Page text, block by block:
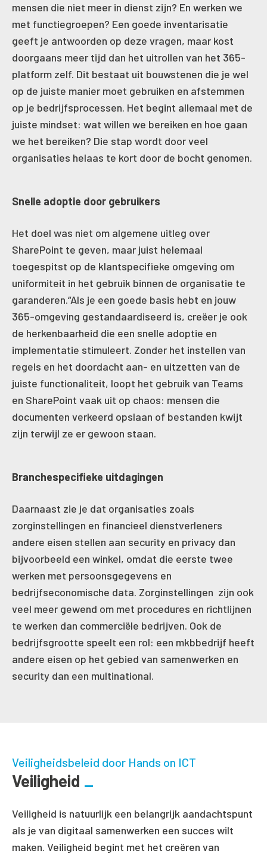
mensen die niet meer in dienst zijn? En werken we
met functiegroepen? Een goede inventarisatie
geeft je antwoorden op deze vragen, maar kost
doorgaans meer tijd dan het uitrollen van het 365-
platform zelf. Dit bestaat uit bouwstenen die je wel
op de juiste manier moet gebruiken en afstemmen
op je bedrijfsprocessen. Het begint allemaal met de
juiste mindset: wat willen we bereiken en hoe gaan
we het bereiken? Die stap wordt door veel
organisaties helaas te kort door de bocht genomen.
Snelle adoptie door gebruikers
Het doel was niet om algemene uitleg over
SharePoint te geven, maar juist helemaal
toegespitst op de klantspecifieke omgeving om
uniformiteit in het gebruik binnen de organisatie te
garanderen.“Als je een goede basis hebt en jouw
365-omgeving gestandaardiseerd is, creëer je ook
de herkenbaarheid die een snelle adoptie en
implementatie stimuleert. Zonder het instellen van
regels en het doordacht aan- en uitzetten van de
juiste functionaliteit, loopt het gebruik van Teams
en SharePoint vaak uit op chaos: mensen die
documenten verkeerd opslaan of bestanden kwijt
zijn terwijl ze er gewoon staan.
Branchespecifieke uitdagingen
Daarnaast zie je dat organisaties zoals
zorginstellingen en financieel dienstverleners
andere eisen stellen aan security en privacy dan
bijvoorbeeld een winkel, omdat die eerste twee
werken met persoonsgegevens en
bedrijfseconomische data. Zorginstellingen zijn ook
veel meer gewend om met procedures en richtlijnen
te werken dan commerciële bedrijven. Ook de
bedrijfsgrootte speelt een rol: een mkbbedrijf heeft
andere eisen op het gebied van samenwerken en
security dan een multinational.
Veiligheidsbeleid door Hands on ICT
Veiligheid
Veiligheid is natuurlijk een belangrijk aandachtspunt
als je van digitaal samenwerken een succes wilt
maken. Veiligheid begint met het creëren van